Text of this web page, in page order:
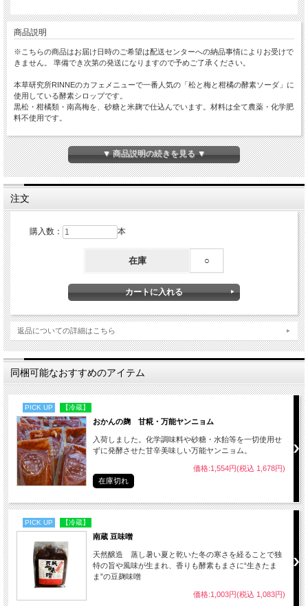
商品説明
※こちらの商品はお届け日時のご希望は配送センターへの納品事情によりお受けで
きません。 準備でき次第の発送になりますので予めご了承ください。
本草研究所RINNEのカフェメニューで一番人気の「松と梅と柑橘の酵素ソーダ」に
使用している酵素シロップです。
黒松・柑橘類・南高梅を、砂糖と米麹で仕込んでいます。材料は全て農薬・化学肥
料不使用です。
【飲み方】炭酸水やお水で5〜6倍に薄めてお飲みください。
【容 量】300g
※冷蔵便でのお届けです。一時的に常温保管する場合、発酵が進み溢れることがあ
りますので開封前に再度冷蔵庫で冷やしてから開封してください。
※【rinne取扱い商品】ご到着までお時間を頂戴します。
▼ 商品説明の続きを見る ▼
注文
購入数： 本
在庫 ○
返品についての詳細はこちら
同梱可能なおすすめのアイテム
PICK UP 【冷蔵】
おかんの麹 甘糀・万能ヤンニョム
入荷しました。化学調味料や砂糖・水飴等を一切使用せ
ずに発酵させた甘辛美味しい万能ヤンニョム。
価格:1,554円(税込 1,678円)
在庫切れ
PICK UP 【冷蔵】
南蔵 豆味噌
天然醸造 蒸し暑い夏と乾いた冬の寒さを経ることで独
特の旨や風味が生まれ、香りも酵素もまさに“生きたま
ま”の豆麹味噌
価格:1,003円(税込 1,083円)